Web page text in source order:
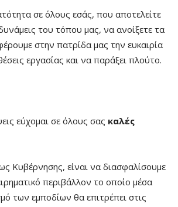
σε όλους εσάς, που αποτελείτε
του τόπου μας, να ανοίξετε τα
στην πατρίδα μας την ευκαιρία
εργασίας και να παράξει πλούτο.
εύχομαι σε όλους σας καλές
Κυβέρνησης, είναι να διασφαλίσουμε
περιβάλλον το οποίο μέσα
των εμποδίων θα επιτρέπει στις